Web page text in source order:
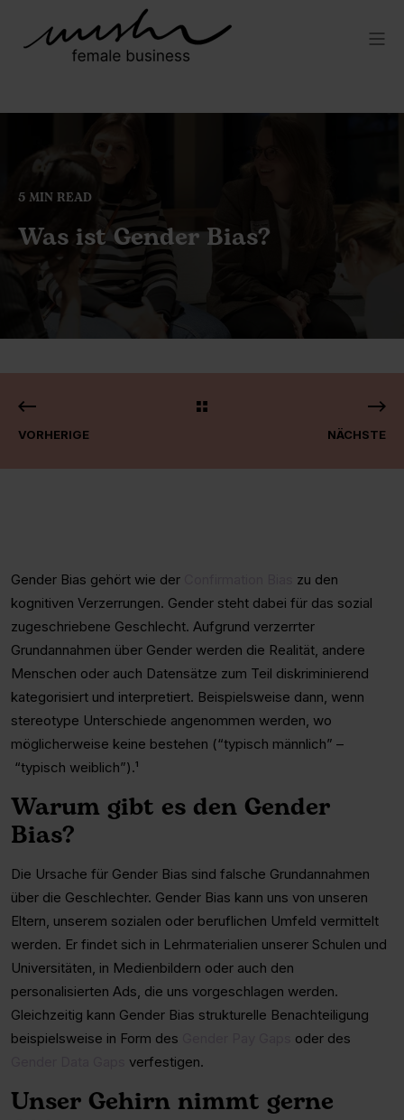
5 MIN READ
Was ist Gender Bias?
VORHERIGE NÄCHSTE
Gender Bias gehört wie der
zu den
kognitiven Verzerrungen. Gender steht dabei für das sozial
zugeschriebene Geschlecht. Aufgrund verzerrter
Grundannahmen über Gender werden die Realität, andere
Menschen oder auch Datensätze zum Teil diskriminierend
kategorisiert und interpretiert. Beispielsweise dann, wenn
stereotype Unterschiede angenommen werden, wo
möglicherweise keine bestehen (“typisch männlich” –
“typisch weiblich”).¹
Warum gibt es den Gender
Bias?
Die Ursache für Gender Bias sind falsche Grundannahmen
über die Geschlechter. Gender Bias kann uns von unseren
Eltern, unserem sozialen oder beruflichen Umfeld vermittelt
werden. Er findet sich in Lehrmaterialien unserer Schulen und
Universitäten, in Medienbildern oder auch den
personalisierten Ads, die uns vorgeschlagen werden.
Gleichzeitig kann Gender Bias strukturelle Benachteiligung
beispielsweise in Form des
oder des
verfestigen.
Unser Gehirn nimmt gerne